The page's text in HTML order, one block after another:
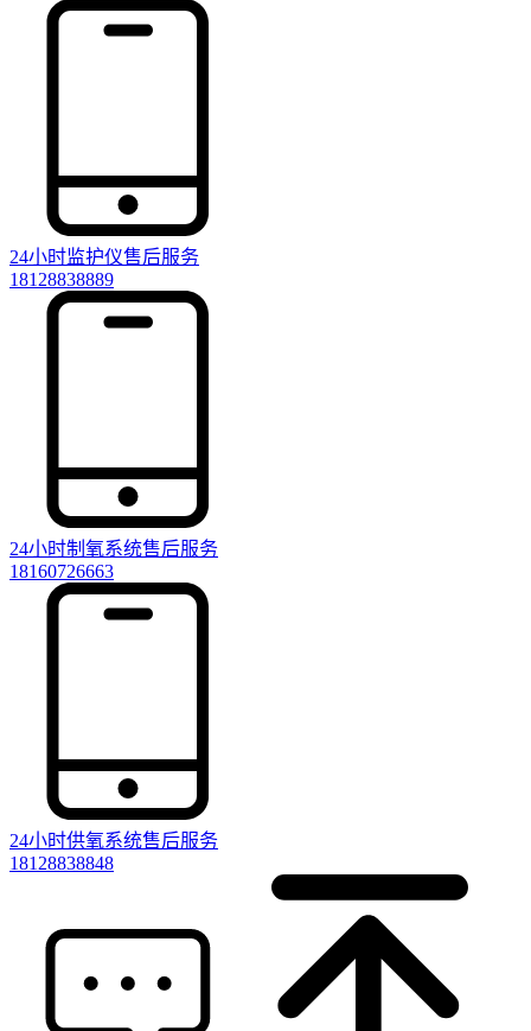
24小时监护仪售后服务
18128838889
24小时制氧系统售后服务
18160726663
24小时供氧系统售后服务
18128838848